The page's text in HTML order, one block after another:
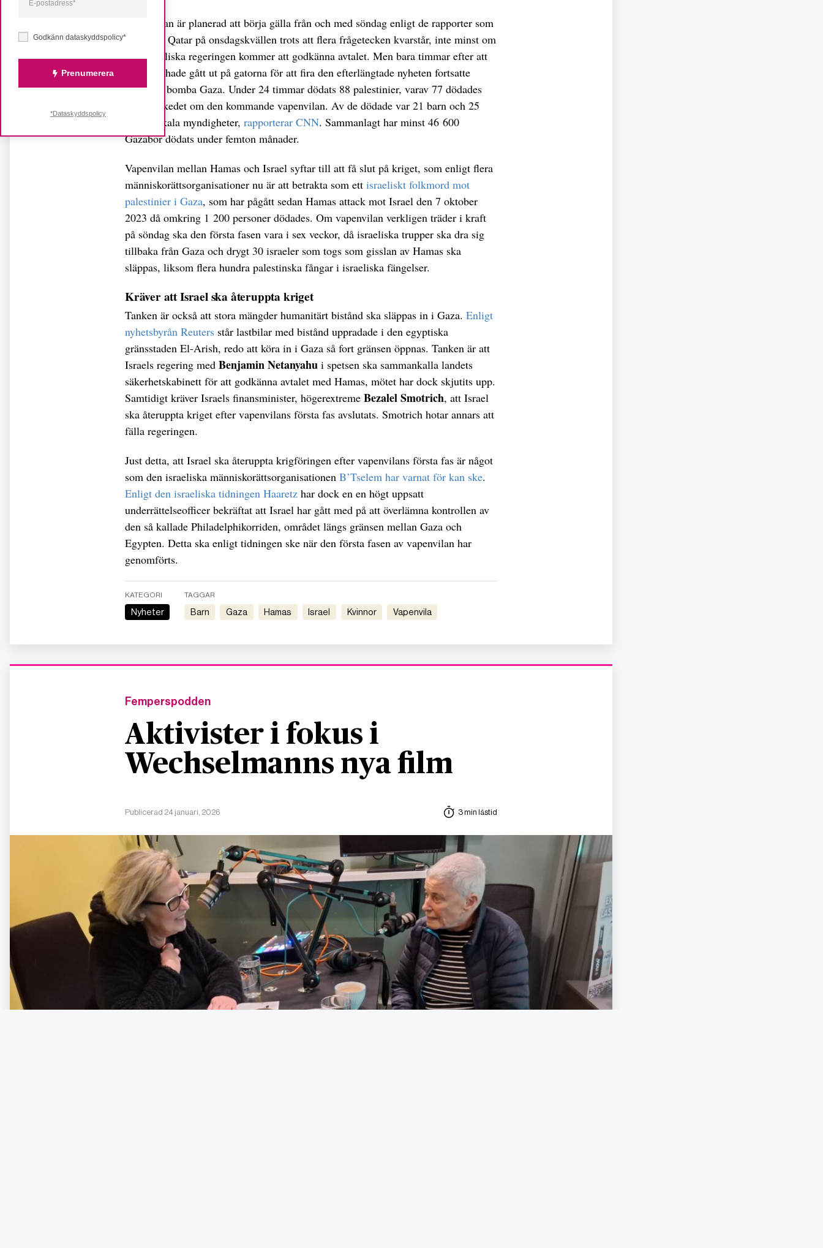
Vapenvilan är planerad att börja gälla från och med söndag enligt de rapporter som
kom från Qatar på onsdagskvällen trots att flera frågetecken kvarstår, inte minst om
den israeliska regeringen kommer att godkänna avtalet. Men bara timmar efter att
Gazabor hade gått ut på gatorna för att fira den efterlängtade nyheten fortsatte
Israel att bomba Gaza. Under 24 timmar dödats 88 palestinier, varav 77 dödades
efter beskedet om den kommande vapenvilan. Av de dödade var 21 barn och 25
enligt lokala myndigheter, rapporterar CNN. Sammanlagt har minst 46 600
Gazabor dödats under femton månader.
Vapenvilan mellan Hamas och Israel syftar till att få slut på kriget, som enligt flera
människorättsorganisationer nu är att betrakta som ett israeliskt folkmord mot
palestinier i Gaza, som har pågått sedan Hamas attack mot Israel den 7 oktober
2023 då omkring 1 200 personer dödades. Om vapenvilan verkligen träder i kraft
på söndag ska den första fasen vara i sex veckor, då israeliska trupper ska dra sig
tillbaka från Gaza och drygt 30 israeler som togs som gisslan av Hamas ska
släppas, liksom flera hundra palestinska fångar i israeliska fängelser.
Kräver att Israel ska återuppta kriget
Tanken är också att stora mängder humanitärt bistånd ska släppas in i Gaza. Enligt
nyhetsbyrån Reuters står lastbilar med bistånd uppradade i den egyptiska
gränsstaden El-Arish, redo att köra in i Gaza så fort gränsen öppnas. Tanken är att
Israels regering med Benjamin Netanyahu i spetsen ska sammankalla landets
säkerhetskabinett för att godkänna avtalet med Hamas, mötet har dock skjutits upp.
Samtidigt kräver Israels finansminister, högerextreme Bezalel Smotrich, att Israel
ska återuppta kriget efter vapenvilans första fas avslutats. Smotrich hotar annars att
fälla regeringen.
Just detta, att Israel ska återuppta krigföringen efter vapenvilans första fas är något
som den israeliska människorättsorganisationen B’Tselem har varnat för kan ske.
Enligt den israeliska tidningen Haaretz har dock en en högt uppsatt
underrättelseofficer bekräftat att Israel har gått med på att överlämna kontrollen av
den så kallade Philadelphikorriden, området längs gränsen mellan Gaza och
Egypten. Detta ska enligt tidningen ske när den första fasen av vapenvilan har
genomförts.
KATEGORI
Nyheter
TAGGAR
barn gaza hamas israel kvinnor vapenvila
Femperspodden
Aktivister i fokus i
Wechselmanns nya film
Publicerad 24 januari, 2026 3 min lästid
Godkänn dataskyddspolicy*
Prenumerera
*Dataskyddspolicy